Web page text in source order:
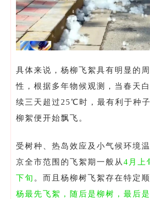
具体来说，杨柳飞絮具有明显的
性，根据多年物候观测，当春天
续三天超过25℃时，最有利于种
柳絮便开始飘飞。
受树种、热岛效应及小气候环境
京全市范围的飞絮期一般从 4月上
下旬 。而且杨柳树飞絮存在特定顺
杨最先飞絮，随后是柳树，最后